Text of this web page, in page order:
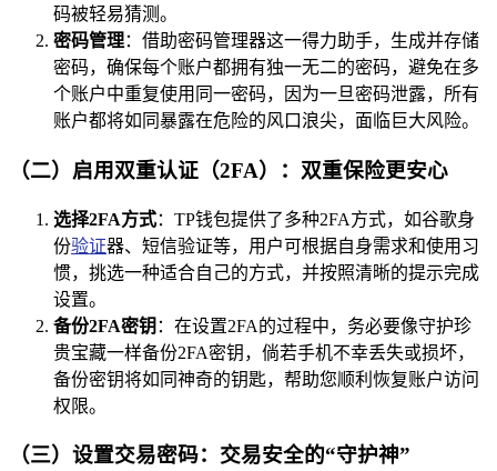
码被轻易猜测。
密码管理：借助密码管理器这一得力助手，生成并存储
密码，确保每个账户都拥有独一无二的密码，避免在多
个账户中重复使用同一密码，因为一旦密码泄露，所有
账户都将如同暴露在危险的风口浪尖，面临巨大风险。
（二）启用双重认证（2FA）：双重保险更安心
选择2FA方式：TP钱包提供了多种2FA方式，如谷歌身
份验证器、短信验证等，用户可根据自身需求和使用习
惯，挑选一种适合自己的方式，并按照清晰的提示完成
设置。
备份2FA密钥 ：在设置2FA的过程中，务必要像守护珍
贵宝藏一样备份2FA密钥，倘若手机不幸丢失或损坏，
备份密钥将如同神奇的钥匙，帮助您顺利恢复账户访问
权限。
（三）设置交易密码：交易安全的“守护神”